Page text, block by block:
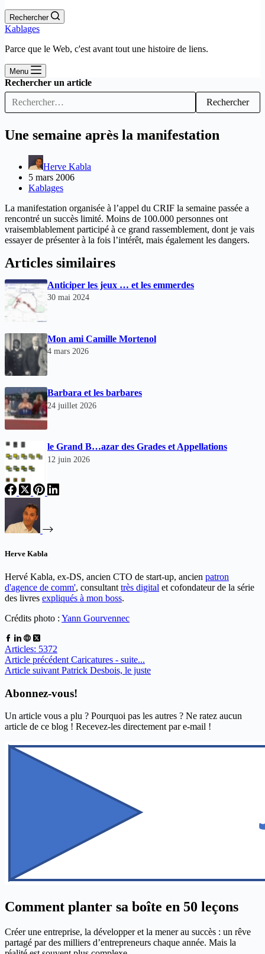
Rechercher
Kablages
Parce que le Web, c'est avant tout une histoire de liens.
Menu
Rechercher un article
Rechercher
Une semaine après la manifestation
Herve Kabla
5 mars 2006
Kablages
La manifestation organisée à l’appel du CRIF la semaine passée a
rencontré un succès limité. Moins de 100.000 personnes ont
vraisemblablement participé à ce grand rassemblement, dont je vais
essayer de présenter à la fois l’intérêt, mais également les dangers.
Articles similaires
Anticiper les jeux … et les emmerdes
30 mai 2024
Mon ami Camille Mortenol
4 mars 2026
Barbara et les barbares
24 juillet 2026
le Grand B…azar des Grades et Appellations
12 juin 2026
Herve Kabla
Hervé Kabla, ex-DS, ancien CTO de start-up, ancien patron
d'agence de comm', consultant très digital et cofondateur de la série
des livres expliqués à mon boss.
Crédits photo : Yann Gourvennec
Articles: 5372
Article précédent Caricatures - suite...
Article suivant Patrick Desbois, le juste
Abonnez-vous!
Un article vous a plu ? Pourquoi pas les autres ? Ne ratez aucun
article de ce blog ! Recevez-les directement par e-mail !
Comment planter sa boîte en 50 leçons
Créer une entreprise, la développer et la mener au succès : un rêve
partagé par des milliers d’entrepreneurs chaque année. Mais la